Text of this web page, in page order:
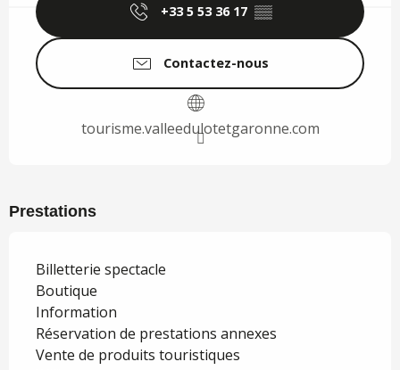
+33 5 53 36 17 ▒▒
Contactez-nous
tourisme.valleedulotetgaronne.com
Prestations
Billetterie spectacle
Boutique
Information
Réservation de prestations annexes
Vente de produits touristiques